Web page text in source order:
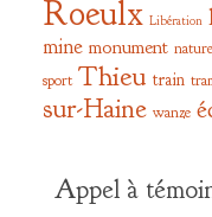
Roeulx Libération
mine monument nature
sport Thieu train
sur-Haine wanze
Appel à